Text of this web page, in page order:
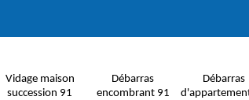
Vidage maison
succession 91
Débarras
encombrant 91
Débarras